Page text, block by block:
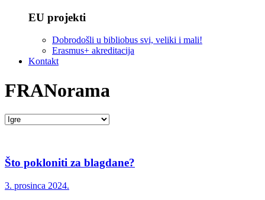
EU projekti
Dobrodošli u bibliobus svi, veliki i mali!
Erasmus+ akreditacija
Kontakt
FRANorama
Što pokloniti za blagdane?
3. prosinca 2024.